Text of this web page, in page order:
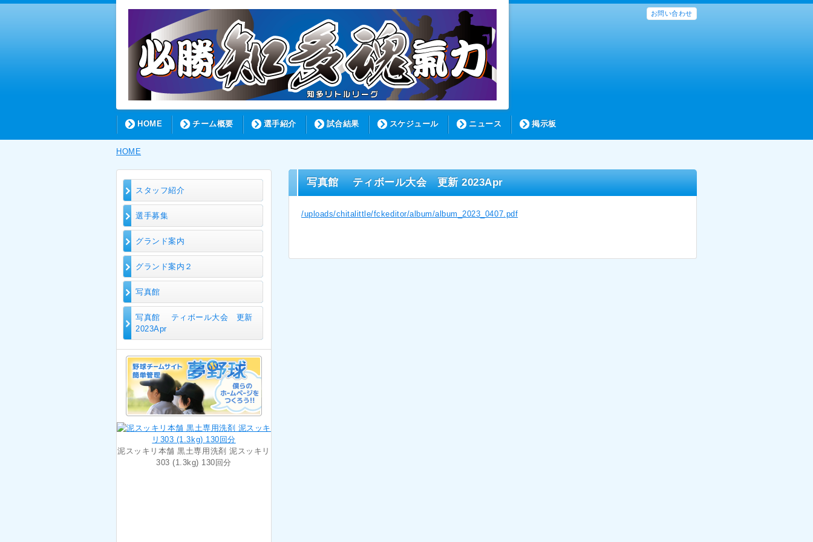
お問い合わせ
HOME チーム概要 選手紹介 試合結果 スケジュール ニュース 掲示板
HOME
スタッフ紹介
選手募集
グランド案内
グランド案内２
写真館
写真館 ティボール大会 更新
2023Apr
泥スッキリ本舗 黒土専用洗剤 泥スッキリ
303 (1.3kg) 130回分
写真館 ティボール大会 更新 2023Apr
/uploads/chitalittle/fckeditor/album/album_2023_0407.pdf